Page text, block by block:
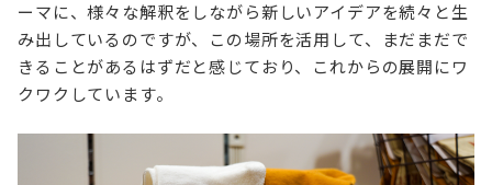
ーマに、様々な解釈をしながら新しいアイデアを続々と生
み出しているのですが、この場所を活用して、まだまだで
きることがあるはずだと感じており、これからの展開にワ
クワクしています。